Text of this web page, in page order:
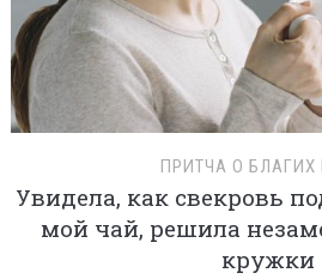
ПРИТЧА О БЛАГИХ
Увидела, как свекровь
мой чай, решила
кружки